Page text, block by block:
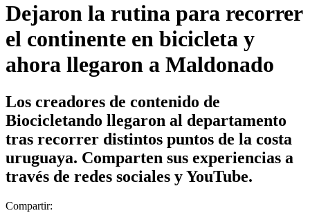
Dejaron la rutina para recorrer
el continente en bicicleta y
ahora llegaron a Maldonado
Los creadores de contenido de
Biocicletando llegaron al departamento
tras recorrer distintos puntos de la costa
uruguaya. Comparten sus experiencias a
través de redes sociales y YouTube.
Compartir: